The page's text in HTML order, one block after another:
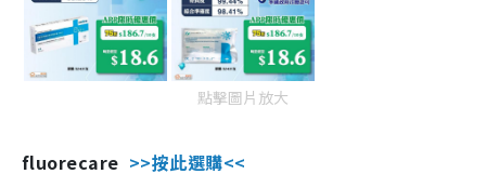
點擊圖片放大
fluorecare >>按此選購<<